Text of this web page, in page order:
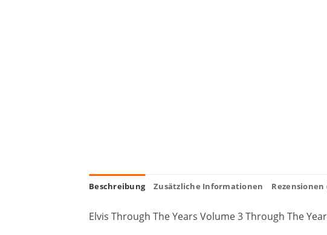
Beschreibung Zusätzliche Informationen Rezensionen
Elvis Through The Years Volume 3 Through The